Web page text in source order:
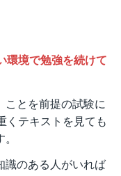
環境で勉強を続けて
ことを前提の試験に
くテキストを見ても
識のある人がいれば